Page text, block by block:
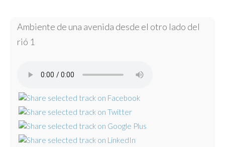
Ambiente de una avenida desde el otro lado del
rió 1